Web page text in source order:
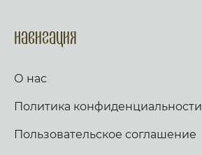
Навигация
О нас
Политика конфиденциальности
Пользовательское соглашение